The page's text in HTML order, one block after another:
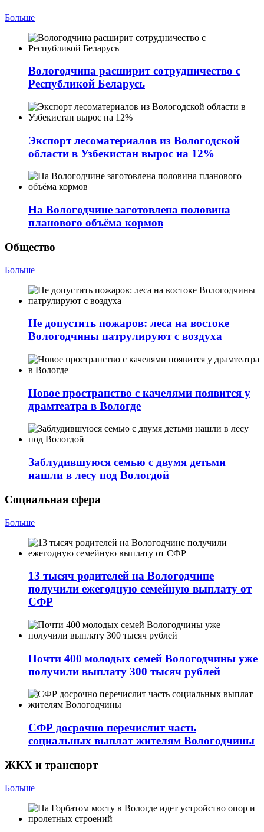
Больше
Вологодчина расширит сотрудничество с
Республикой Беларусь
Экспорт лесоматериалов из Вологодской
области в Узбекистан вырос на 12%
На Вологодчине заготовлена половина
планового объёма кормов
Общество
Больше
Не допустить пожаров: леса на востоке
Вологодчины патрулируют с воздуха
Новое пространство с качелями появится у
драмтеатра в Вологде
Заблудившуюся семью с двумя детьми
нашли в лесу под Вологдой
Социальная сфера
Больше
13 тысяч родителей на Вологодчине
получили ежегодную семейную выплату от
СФР
Почти 400 молодых семей Вологодчины уже
получили выплату 300 тысяч рублей
СФР досрочно перечислит часть
социальных выплат жителям Вологодчины
ЖКХ и транспорт
Больше